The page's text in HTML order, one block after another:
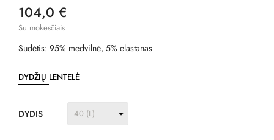
104,0 €
Su mokesčiais
Sudėtis: 95% medvilnė, 5% elastanas
DYDŽIŲ LENTELĖ
DYDIS